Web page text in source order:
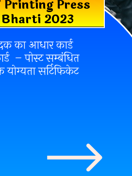
Press
2023
का आधार कार्ड
– पोस्ट सम्बंधित
सर्टिफिकेट